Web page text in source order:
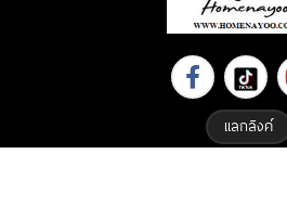
แลกลิงค์